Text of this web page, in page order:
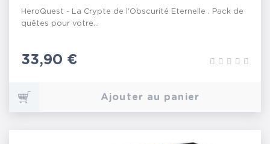
HeroQuest - La Crypte de l'Obscurité Eternelle . Pack de
quêtes pour votre...
Prix
33,90 €
Ajouter au panier